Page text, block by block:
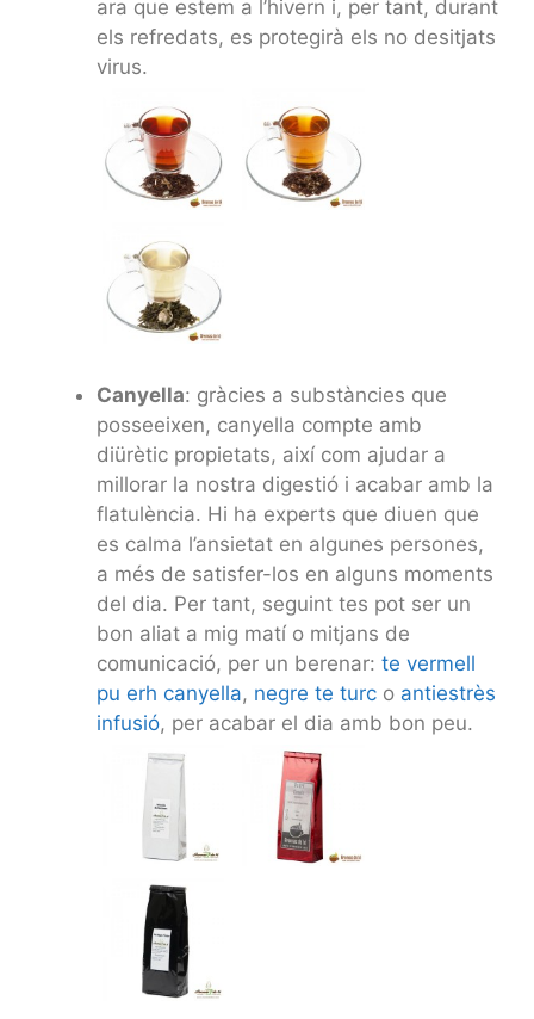
ara que estem a l’hivern i, per tant, durant
els refredats, es protegirà els no desitjats
virus.
Canyella: gràcies a substàncies que
posseeixen, canyella compte amb
diürètic propietats, així com ajudar a
millorar la nostra digestió i acabar amb la
flatulència. Hi ha experts que diuen que
es calma l’ansietat en algunes persones,
a més de satisfer-los en alguns moments
del dia. Per tant, seguint tes pot ser un
bon aliat a mig matí o mitjans de
comunicació, per un berenar: te vermell
pu erh canyella, negre te turc o antiestrès
infusió, per acabar el dia amb bon peu.